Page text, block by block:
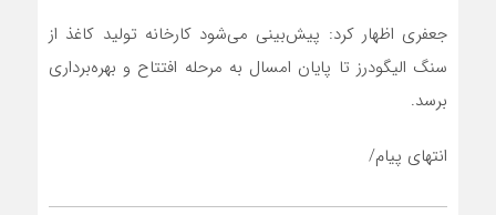
جعفری اظهار کرد: پیش‌بینی می‌شود کارخانه تولید کاغذ از
سنگ الیگودرز تا پایان امسال به مرحله افتتاح و بهره‌برداری
برسد.
انتهای پیام/